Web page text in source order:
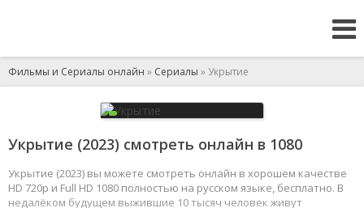
Фильмы и Сериалы онлайн » Сериалы » Укрытие
Укрытие (2023) смотреть онлайн в 1080
Укрытие (2023) вы можете смотреть онлайн в хорошем качестве
HD 720p и Full HD 1080 полностью на русском языке, бесплатно. В
недалёком будущем выжившие 10 тысяч человек живут